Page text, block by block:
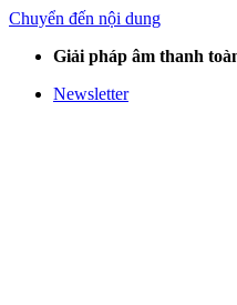
Chuyển đến nội dung
Giải pháp âm thanh
Newsletter